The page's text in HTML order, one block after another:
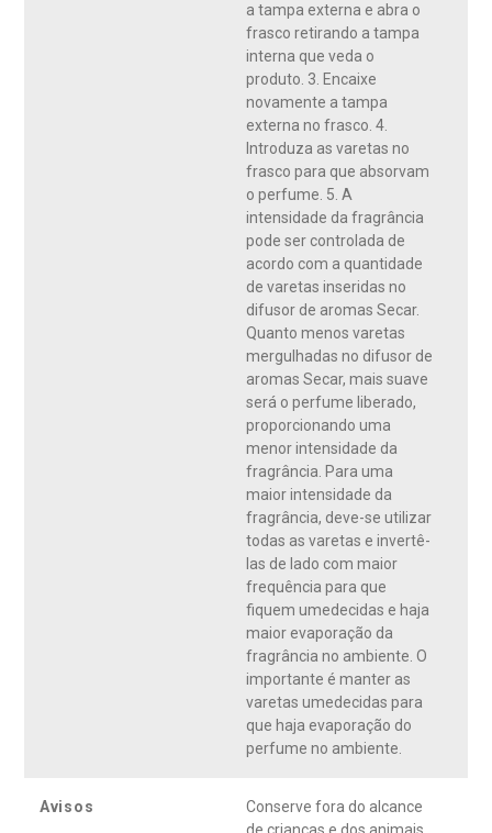
a tampa externa e abra o
frasco retirando a tampa
interna que veda o
produto. 3. Encaixe
novamente a tampa
externa no frasco. 4.
Introduza as varetas no
frasco para que absorvam
o perfume. 5. A
intensidade da fragrância
pode ser controlada de
acordo com a quantidade
de varetas inseridas no
difusor de aromas Secar.
Quanto menos varetas
mergulhadas no difusor de
aromas Secar, mais suave
será o perfume liberado,
proporcionando uma
menor intensidade da
fragrância. Para uma
maior intensidade da
fragrância, deve-se utilizar
todas as varetas e invertê-
las de lado com maior
frequência para que
fiquem umedecidas e haja
maior evaporação da
fragrância no ambiente. O
importante é manter as
varetas umedecidas para
que haja evaporação do
perfume no ambiente.
Avisos
Conserve fora do alcance